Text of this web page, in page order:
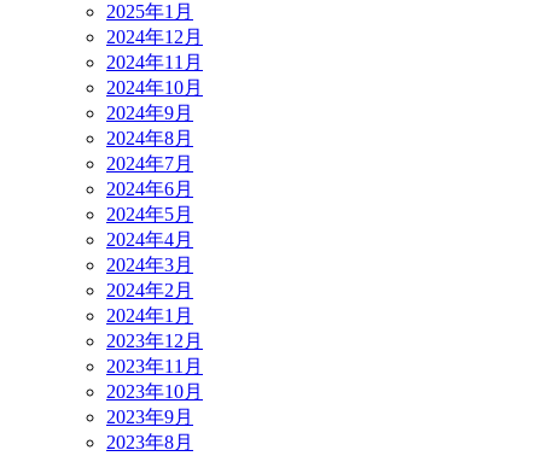
2025年1月
2024年12月
2024年11月
2024年10月
2024年9月
2024年8月
2024年7月
2024年6月
2024年5月
2024年4月
2024年3月
2024年2月
2024年1月
2023年12月
2023年11月
2023年10月
2023年9月
2023年8月